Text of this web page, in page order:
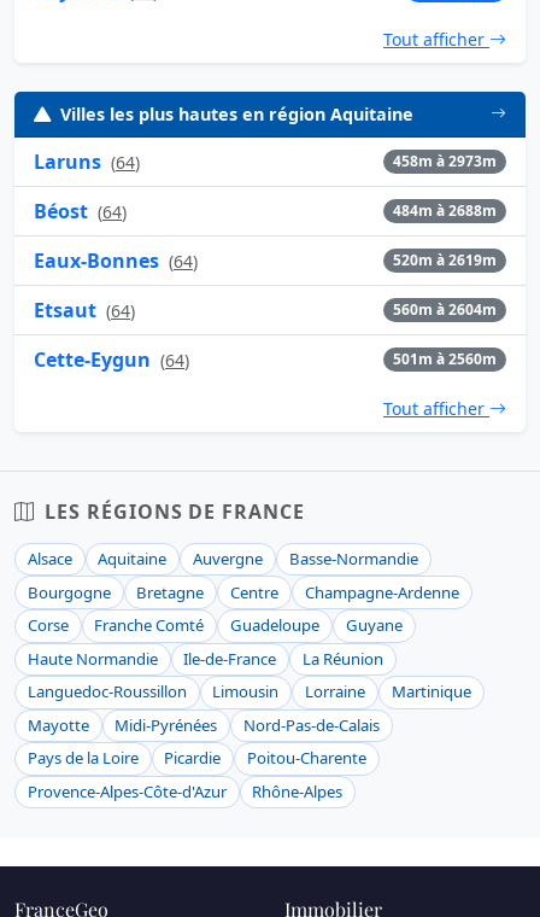
Tout afficher
Villes les plus hautes en région Aquitaine
Laruns (64) 458m à 2973m
Béost (64) 484m à 2688m
Eaux-Bonnes (64) 520m à 2619m
Etsaut (64) 560m à 2604m
Cette-Eygun (64) 501m à 2560m
Tout afficher
LES RÉGIONS DE FRANCE
Alsace Aquitaine Auvergne
Basse-Normandie
Bourgogne
Bretagne Centre
Champagne-Ardenne
Corse
Franche Comté Guadeloupe
Guyane
Haute Normandie
Ile-de-France
La Réunion
Languedoc-Roussillon
Limousin Lorraine
Martinique
Mayotte
Midi-Pyrénées
Nord-Pas-de-Calais
Pays de la Loire
Picardie
Poitou-Charente
Provence-Alpes-Côte-d'Azur
Rhône-Alpes
FranceGeo Immobilier